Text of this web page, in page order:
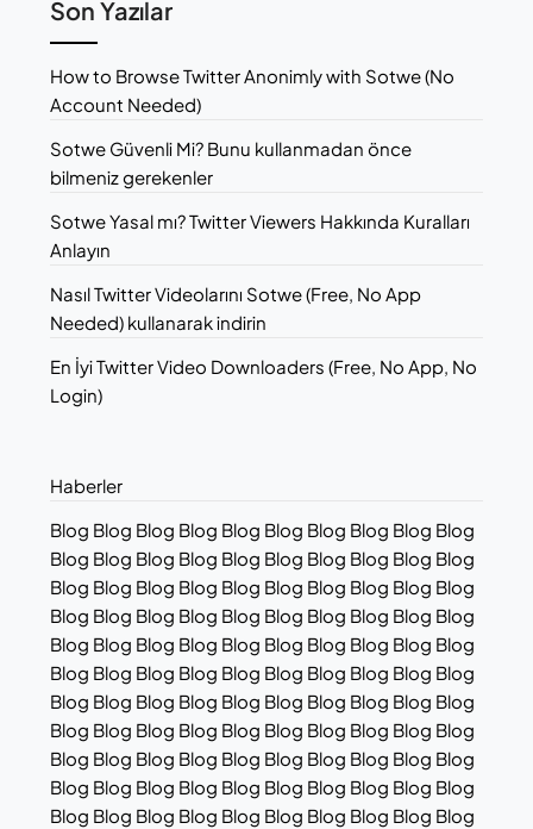
Son Yazılar
How to Browse Twitter Anonimly with Sotwe (No
Account Needed)
Sotwe Güvenli Mi? Bunu kullanmadan önce
bilmeniz gerekenler
Sotwe Yasal mı? Twitter Viewers Hakkında Kuralları
Anlayın
Nasıl Twitter Videolarını Sotwe (Free, No App
Needed) kullanarak indirin
En İyi Twitter Video Downloaders (Free, No App, No
Login)
Haberler
Blog Blog Blog Blog Blog Blog Blog Blog Blog Blog
Blog Blog Blog Blog Blog Blog Blog Blog Blog Blog
Blog Blog Blog Blog Blog Blog Blog Blog Blog Blog
Blog Blog Blog Blog Blog Blog Blog Blog Blog Blog
Blog Blog Blog Blog Blog Blog Blog Blog Blog Blog
Blog Blog Blog Blog Blog Blog Blog Blog Blog Blog
Blog Blog Blog Blog Blog Blog Blog Blog Blog Blog
Blog Blog Blog Blog Blog Blog Blog Blog Blog Blog
Blog Blog Blog Blog Blog Blog Blog Blog Blog Blog
Blog Blog Blog Blog Blog Blog Blog Blog Blog Blog
Blog Blog Blog Blog Blog Blog Blog Blog Blog Blog